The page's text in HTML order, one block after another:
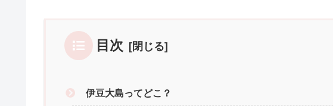
目次
伊豆大島ってどこ？